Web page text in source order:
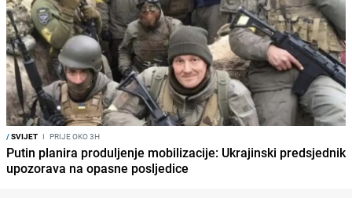
/SVIJET I PRIJE OKO 3H
Putin planira produljenje mobilizacije: Ukrajinski predsjednik
upozorava na opasne posljedice